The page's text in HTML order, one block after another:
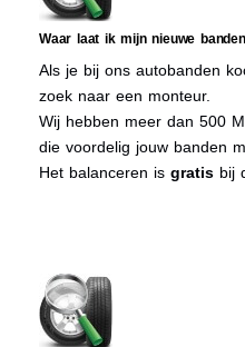
Waar laat ik mijn nieuwe
Als je bij ons autobanden
zoek naar een monteur.
Wij hebben meer dan 500
die voordelig jouw banden
Het balanceren is gratis bij